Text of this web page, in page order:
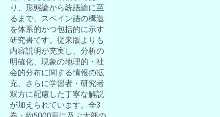
り、形態論から統語論に至
るまで、スペイン語の構造
を体系的かつ包括的に示す
研究書です。従来版よりも
内容説明が充実し、分析の
明確化、現象の地理的・社
会的分布に関する情報の拡
充、さらに学習者・研究者
双方に配慮した丁寧な解説
が加えられています。全3